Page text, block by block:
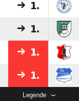
1.
1.
1.
1.
Legende